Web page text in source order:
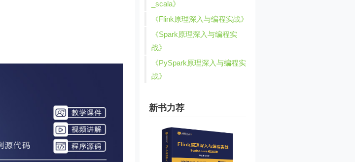
_scala》
《Flink原理深入与编程实战》
《Spark原理深入与编程实
战》
《PySpark原理深入与编程实
战》
新书力荐